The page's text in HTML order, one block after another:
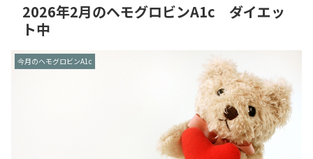
2026年2月のヘモグロビンA1c ダイエッ
ト中
今月のヘモグロビンA1c